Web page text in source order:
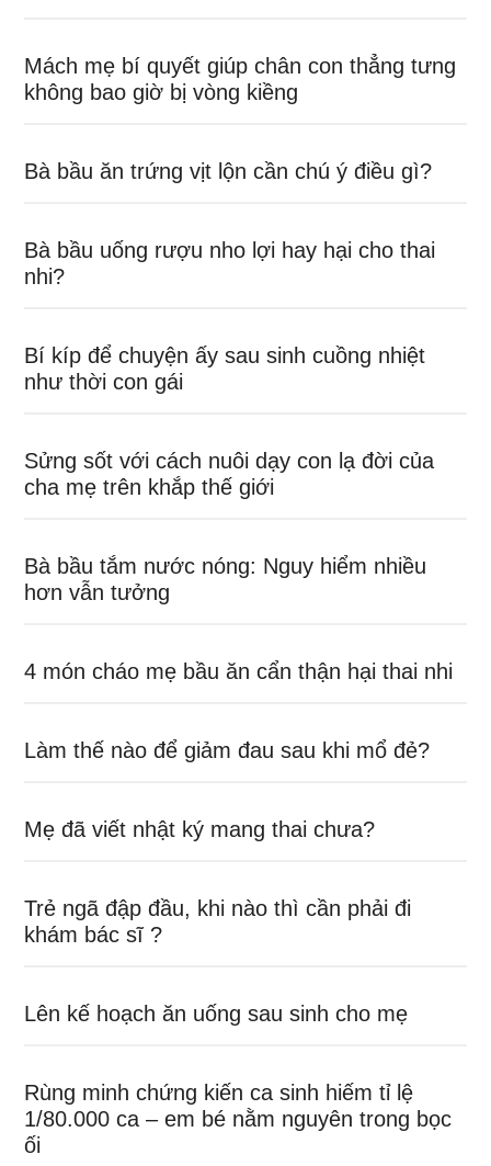
Mách mẹ bí quyết giúp chân con thẳng tưng
không bao giờ bị vòng kiềng
Bà bầu ăn trứng vịt lộn cần chú ý điều gì?
Bà bầu uống rượu nho lợi hay hại cho thai
nhi?
Bí kíp để chuyện ấy sau sinh cuồng nhiệt
như thời con gái
Sửng sốt với cách nuôi dạy con lạ đời của
cha mẹ trên khắp thế giới
Bà bầu tắm nước nóng: Nguy hiểm nhiều
hơn vẫn tưởng
4 món cháo mẹ bầu ăn cẩn thận hại thai nhi
Làm thế nào để giảm đau sau khi mổ đẻ?
Mẹ đã viết nhật ký mang thai chưa?
Trẻ ngã đập đầu, khi nào thì cần phải đi
khám bác sĩ ?
Lên kế hoạch ăn uống sau sinh cho mẹ
Rùng minh chứng kiến ca sinh hiếm tỉ lệ
1/80.000 ca – em bé nằm nguyên trong bọc
ối